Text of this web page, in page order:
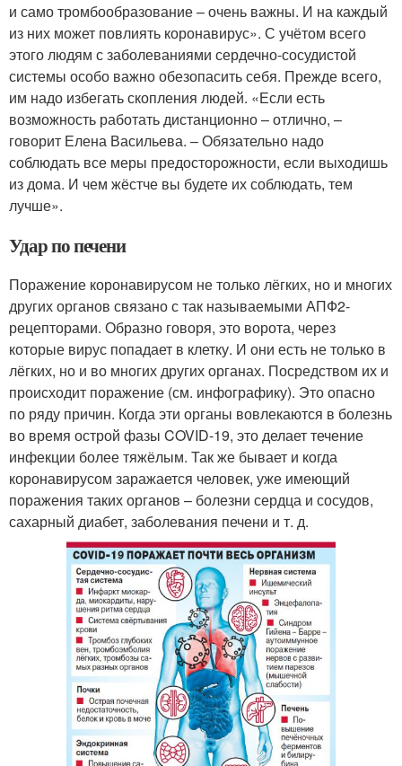
и само тромбообразование – очень важны. И на каждый
из них может по­влиять коронавирус». С учётом всего
этого людям с заболеваниями сердечно-сосудистой
системы особо важно обезопасить себя. Прежде всего,
им надо избегать скопления людей. «Если есть
возможность работать дистанционно – отлично, –
говорит Елена Васильева. – Обязательно надо
соблюдать все меры предосторожности, если выходишь
из дома. И чем жёстче вы будете их соблюдать, тем
лучше».
Удар по печени
Поражение коронавирусом не только лёгких, но и многих
других органов связано с так называемыми АПФ2-
рецепторами. Образно говоря, это ворота, через
которые вирус попадает в клетку. И они есть не только в
лёгких, но и во многих других органах. Посредством их и
происходит поражение (см. инфо­графику). Это опасно
по ряду причин. Когда эти органы вовлекаются в болезнь
во время острой фазы COVID-19, это делает течение
инфекции более тяжёлым. Так же бывает и когда
коронавирусом заражается человек, уже имеющий
поражения таких органов – болезни сердца и сосудов,
сахарный диабет, заболевания печени и т. д.